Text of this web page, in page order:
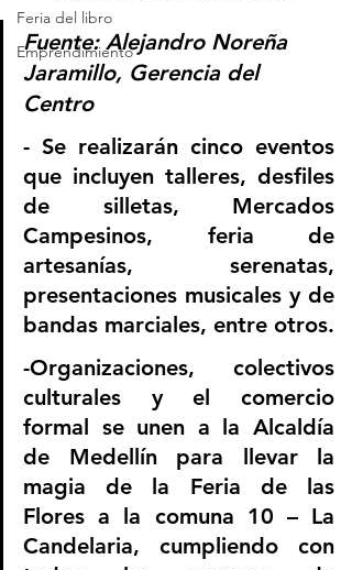
Feria del libro
Emprendimiento
Fuente: Alejandro Noreña
Jaramillo, Gerencia del
Centro
- Se realizarán cinco eventos
que incluyen talleres, desfiles
de silletas, Mercados
Campesinos, feria de
artesanías, serenatas,
presentaciones musicales y de
bandas marciales, entre otros.
-Organizaciones, colectivos
culturales y el comercio
formal se unen a la Alcaldía
de Medellín para llevar la
magia de la Feria de las
Flores a la comuna 10 – La
Candelaria, cumpliendo con